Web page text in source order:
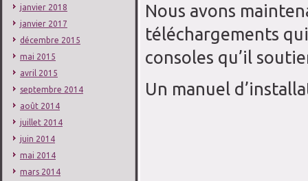
janvier 2018
janvier 2017
décembre 2015
mai 2015
avril 2015
septembre 2014
août 2014
juillet 2014
juin 2014
mai 2014
mars 2014
Nous avons
téléchargements
consoles qu’il
Un manuel